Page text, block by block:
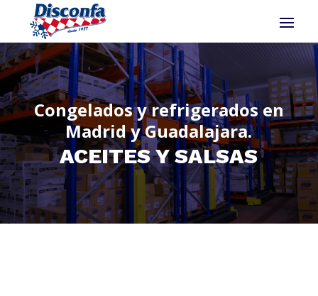
Congelados y refrigerados en
Madrid y Guadalajara.
ACEITES Y SALSAS